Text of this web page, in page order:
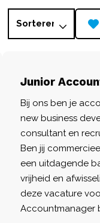
Junior
Bij ons ben je
new business
consultant en
Ben jij
een uitdagende
vrijheid en
deze vacature
Accountmanager